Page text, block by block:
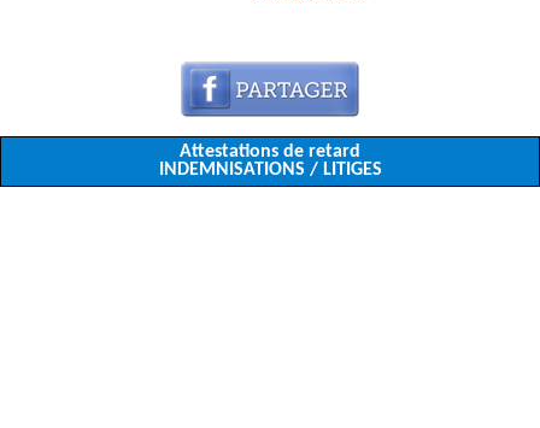
Attestations de retard
INDEMNISATIONS / LITIGES